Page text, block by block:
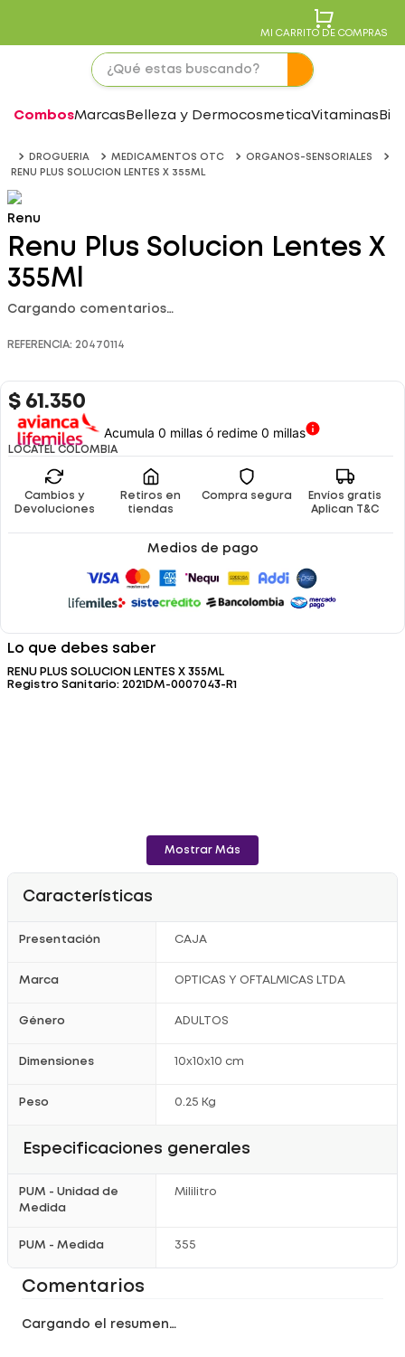
MI CARRITO DE COMPRAS
CombosMarcas Belleza y DermocosmeticaVitaminas
DROGUERIA MEDICAMENTOS OTC
ORGANOS-SENSORIALES
RENU PLUS SOLUCION LENTES X 355ML
Renu
Renu Plus Solucion Lentes X
355Ml
Cargando comentarios…
REFERENCIA: 20470114
$ 61 .350
Acumula 0 millas ó redime 0 millas
LOCATEL COLOMBIA
Cambios y
Devoluciones
Retiros en
tiendas
Compra segura
Envíos gratis
Aplican T&C
Medios de pago
Lo que debes saber
RENU PLUS SOLUCION LENTES X 355ML
Registro Sanitario: 2021DM-0007043-R1
Mostrar Más
Características
Presentación CAJA
Marca OPTICAS Y OFTALMICAS LTDA
Género ADULTOS
Dimensiones 10x10x10 cm
Peso 0.25 Kg
Especificaciones generales
PUM - Unidad de
Medida
Mililitro
PUM - Medida 355
Comentarios
Cargando el resumen…